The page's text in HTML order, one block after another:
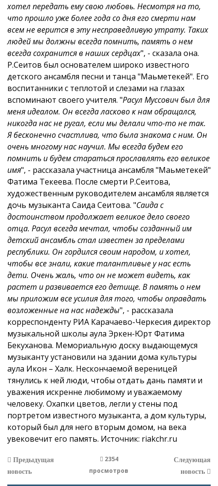
хотел передать ему свою любовь. Несмотря на то,
что прошло уже более года со дня его смерти нам
всем не верится в эту несправедливую утрату. Таких
людей мы должны всегда помнить, память о нем
всегда сохранится в наших сердцах", - сказала она.
Р.Сеитов был основателем широко известного
детского ансамбля песни и танца "Маьметекей". Его
воспитанники с теплотой и слезами на глазах
вспоминают своего учителя. "Расул Муссович был для
меня идеалом. Он всегда ласково к нам обращался,
никогда нас не ругал, если мы делали что-то не так.
Я бесконечно счастлива, что была знакома с ним. Он
очень многому нас научил. Мы всегда будем его
помнить и будем стараться прославлять его великое
имя", - рассказала участница ансамбля "Маьметекей"
Фатима Текеева. После смерти Р.Сеитова,
художественным руководителем ансамбля является
дочь музыканта Саида Сеитова. "Саида с
достоинством продолжает великое дело своего
отца. Расул всегда мечтал, чтобы созданный им
детский ансамбль стал известен за пределами
республики. Он гордился своим народом, и хотел,
чтобы все знали, какие талантливые у нас есть
дети. Очень жаль, что он не может видеть, как
растет и развивается его детище. В память о нем
мы приложим все усилия для того, чтобы оправдать
возложенные на нас надежды", - рассказала
корреспонденту РИА Карачаево-Черкесия директор
музыкальной школы аула Эркен-Юрт Фатима
Бекуханова. Мемориальную доску выдающемуся
музыканту установили на здании дома культуры
аула Икон – Халк. Нескончаемой вереницей
тянулись к ней люди, чтобы отдать дань памяти и
уважения искренне любимому и уважаемому
человеку. Охапки цветов, легли у стены под
портретом известного музыканта, а дом культуры,
который был для него вторым домом, на века
увековечит его память. Источник: riakchr.ru
Предыдущая
новость
2354
просмотров
Следующая
новость